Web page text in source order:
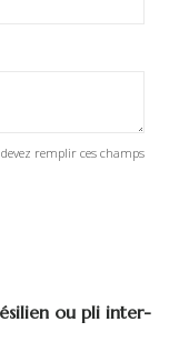
remplir ces champs
ou pli inter-